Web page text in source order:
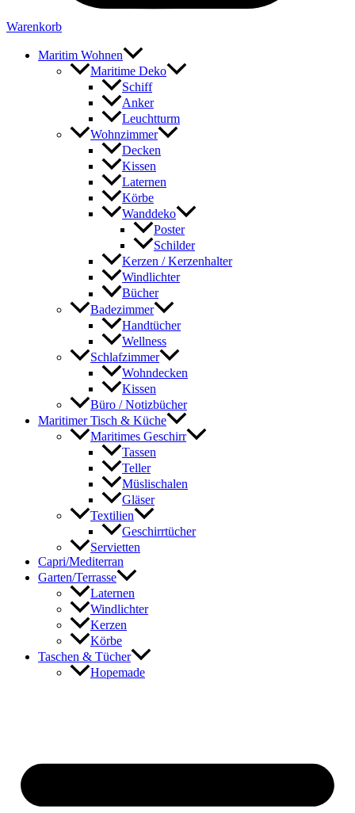
Warenkorb
Maritim Wohnen
Maritime Deko
Schiff
Anker
Leuchtturm
Wohnzimmer
Decken
Kissen
Laternen
Körbe
Wanddeko
Poster
Schilder
Kerzen / Kerzenhalter
Windlichter
Bücher
Badezimmer
Handtücher
Wellness
Schlafzimmer
Wohndecken
Kissen
Büro / Notizbücher
Maritimer Tisch & Küche
Maritimes Geschirr
Tassen
Teller
Müslischalen
Gläser
Textilien
Geschirrtücher
Servietten
Capri/Mediterran
Garten/Terrasse
Laternen
Windlichter
Kerzen
Körbe
Taschen & Tücher
Hopemade